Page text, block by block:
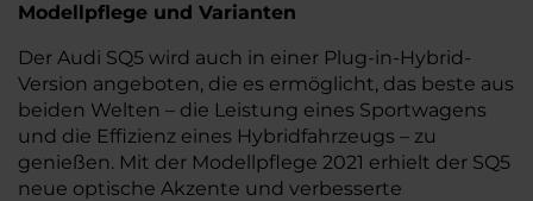
Modellpflege und Varianten
Der Audi SQ5 wird auch in einer Plug-in-Hybrid-
Version angeboten, die es ermöglicht, das beste aus
beiden Welten – die Leistung eines Sportwagens
und die Effizienz eines Hybridfahrzeugs – zu
genießen. Mit der Modellpflege 2021 erhielt der SQ5
neue optische Akzente und verbesserte